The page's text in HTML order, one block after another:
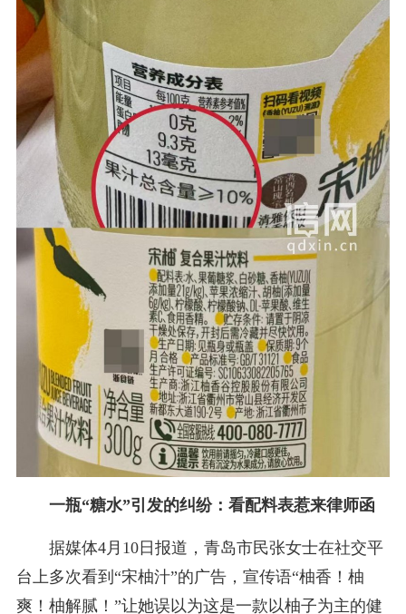
一瓶“糖水”引发的纠纷：看配料表惹来律师函
据媒体4月10日报道，青岛市民张女士在社交平
台上多次看到“宋柚汁”的广告，宣传语“柚香！柚
爽！柚解腻！”让她误以为这是一款以柚子为主的健